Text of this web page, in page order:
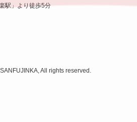
駅」より徒歩5分
All rights reserved.